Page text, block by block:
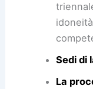
Sedi di
La